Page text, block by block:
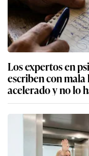
Los expertos en
escriben con
acelerado y no lo